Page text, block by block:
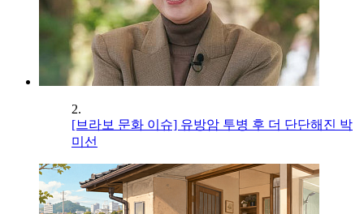
2.
[브라보 문화 이슈] 유방암 투병 후 더 단단해진 박
미선